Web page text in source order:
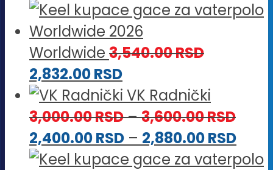
Worldwide 3,540.00RSD
2,832.00RSD
VK Radnički
3,000.00RSD–3,600.00RSD
od
2,400.00RSD – 2,880.00RSD